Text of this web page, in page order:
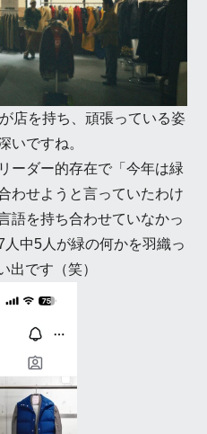
店を持ち、頑張っている姿
いですね。
ーダー的存在で「今年は緑
わせようと言っていたわけ
語を持ち合わせていなかっ
中5人が緑の何かを羽織っ
出です（笑）